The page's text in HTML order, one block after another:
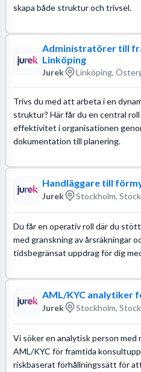
skapa både struktur och trivsel.
Administratörer till
Linköping
Jurek Linköping,
Trivs du med att arbeta i en
struktur? Här får du en central
effektivitet i organisationen
dokumentation till planering.
Handläggare till
Jurek Stockholm,
Du får en operativ roll där du
med granskning av årsräkningar
tidsbegränsat uppdrag för dig
AML/KYC analytiker
Jurek Stockholm,
Vi söker en analytisk person med
AML/KYC för framtida
riskbaserat förhållningssätt för